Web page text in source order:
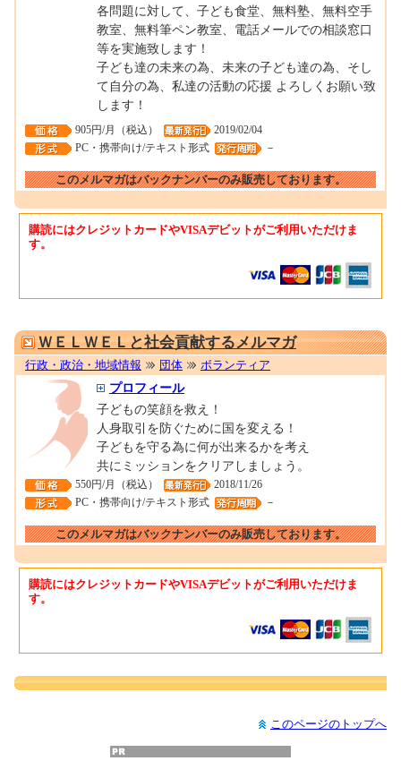
各問題に対して、子ども食堂、無料塾、無料空手
教室、無料筆ペン教室、電話メールでの相談窓口
等を実施致します！
子ども達の未来の為、未来の子ども達の為、そし
て自分の為、私達の活動の応援 よろしくお願い致
します！
905円/月（税込）
2019/02/04
PC・携帯向け/テキスト形式
－
このメルマガはバックナンバーのみ販売しております。
購読にはクレジットカードやVISAデビットがご利用いただけま
す。
ＷＥＬＷＥＬと社会貢献するメルマガ
行政・政治・地域情報 団体 ボランティア
プロフィール
子どもの笑顔を救え！
人身取引を防ぐために国を変える！
子どもを守る為に何が出来るかを考え
共にミッションをクリアしましょう。
550円/月（税込）
2018/11/26
PC・携帯向け/テキスト形式
－
このメルマガはバックナンバーのみ販売しております。
購読にはクレジットカードやVISAデビットがご利用いただけま
す。
このページのトップへ